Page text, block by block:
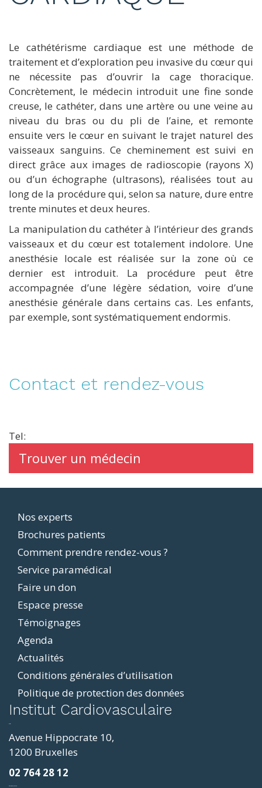
Le cathétérisme cardiaque est une méthode de
traitement et d’exploration peu invasive du cœur qui
ne nécessite pas d’ouvrir la cage thoracique.
Concrètement, le médecin introduit une fine sonde
creuse, le cathéter, dans une artère ou une veine au
niveau du bras ou du pli de l’aine, et remonte
ensuite vers le cœur en suivant le trajet naturel des
vaisseaux sanguins. Ce cheminement est suivi en
direct grâce aux images de radioscopie (rayons X)
ou d’un échographe (ultrasons), réalisées tout au
long de la procédure qui, selon sa nature, dure entre
trente minutes et deux heures.
La manipulation du cathéter à l’intérieur des grands
vaisseaux et du cœur est totalement indolore. Une
anesthésie locale est réalisée sur la zone où ce
dernier est introduit. La procédure peut être
accompagnée d’une légère sédation, voire d’une
anesthésie générale dans certains cas. Les enfants,
par exemple, sont systématiquement endormis.
Contact et rendez-vous
Tel:
Trouver un médecin
Footer
menu
Nos experts
Brochures patients
Comment prendre rendez-vous ?
Service paramédical
Faire un don
Espace presse
Témoignages
Agenda
Actualités
Conditions générales d’utilisation
Politique de protection des données
Institut Cardiovasculaire
Avenue Hippocrate 10,
1200 Bruxelles
02 764 28 12